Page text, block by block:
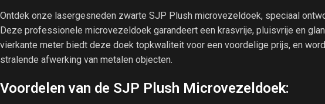
Ontdek onze lasergesneden zwarte SJP Plush microvezeldoek, speciaal
Deze professionele microvezeldoek garandeert een krasvrije, pluisvrije en
vierkante meter biedt deze doek topkwaliteit voor een voordelige prijs, en
stralende afwerking van metalen objecten.
Voordelen van de SJP Plush Microvezeldoek: